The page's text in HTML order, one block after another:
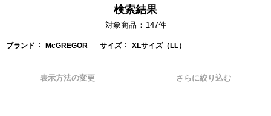
検索結果
対象商品 147件
ブランド McGREGOR サイズ XLサイズ（LL）
表示方法の変更 さらに絞り込む